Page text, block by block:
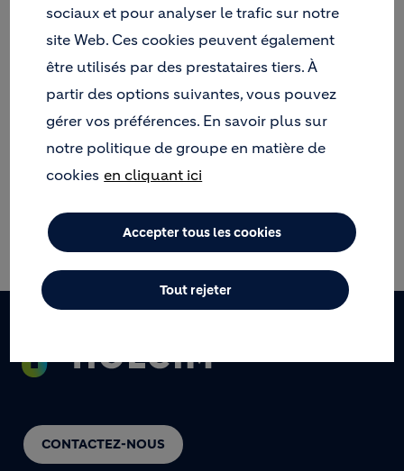
alluvionnaire, matière première indispensable à la
construction des ouvrages du bâtiment et des
La situation géographique du périmètre nous
permet d’exploiter les alluvions silico-calcaires du
Rhin, d’excellente qualité.
Fortement enracinées dans nos régions, nos
équipes commerciales, techniques et logistiques
sont disponibles pour vous fournir l'assistance
les solutions les mieux adaptées à vos chantiers.
CONTACTEZ-NOUS
sociaux et pour analyser le trafic sur notre
site Web. Ces cookies peuvent également
être utilisés par des prestataires tiers. À
partir des options suivantes, vous pouvez
gérer vos préférences. En savoir plus sur
notre politique de groupe en matière de
cookies en cliquant ici
Accepter tous les cookies
Tout rejeter